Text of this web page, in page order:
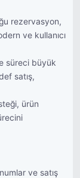
rezervasyon,
ve kullanıcı
süreci büyük
satış,
ürün
ve satış